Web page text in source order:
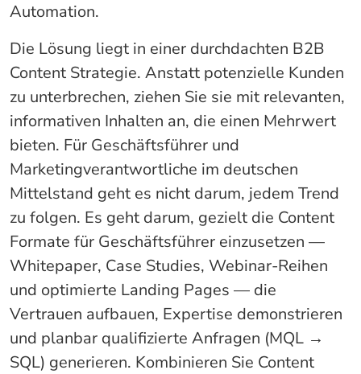
Automation.
Die Lösung liegt in einer durchdachten B2B
Content Strategie. Anstatt potenzielle Kunden
zu unterbrechen, ziehen Sie sie mit relevanten,
informativen Inhalten an, die einen Mehrwert
bieten. Für Geschäftsführer und
Marketingverantwortliche im deutschen
Mittelstand geht es nicht darum, jedem Trend
zu folgen. Es geht darum, gezielt die Content
Formate für Geschäftsführer einzusetzen —
Whitepaper, Case Studies, Webinar-Reihen
und optimierte Landing Pages — die
Vertrauen aufbauen, Expertise demonstrieren
und planbar qualifizierte Anfragen (MQL →
SQL) generieren. Kombinieren Sie Content